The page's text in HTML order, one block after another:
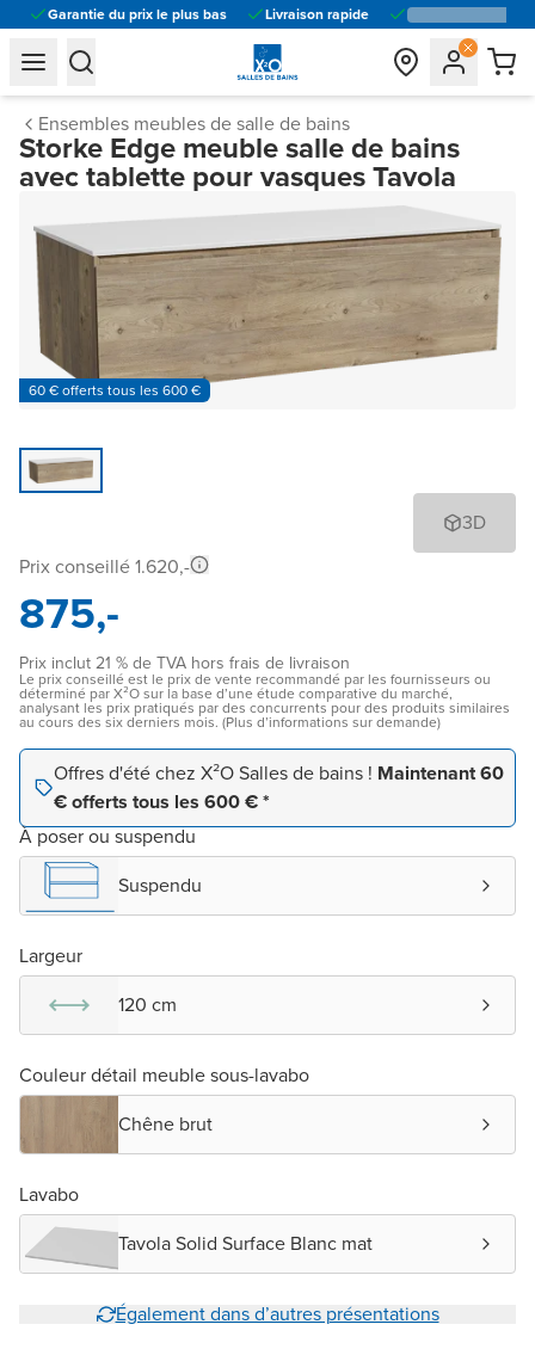
Garantie du prix le plus bas Livraison rapide
general.navigation.toggle_menu.label
general.navigation.toggle_menu.label
Ensembles meubles de salle de bains
Storke Edge meuble salle de bains
avec tablette pour vasques Tavola
60 € offerts tous les 600 €
3D
Prix conseillé 1.620,-
875,-
Prix inclut 21 % de TVA hors frais de livraison
Le prix conseillé est le prix de vente recommandé par les fournisseurs ou
déterminé par X²O sur la base d’une étude comparative du marché,
analysant les prix pratiqués par des concurrents pour des produits similaires
au cours des six derniers mois. (Plus d’informations sur demande)
Offres d'été chez X²O Salles de bains ! Maintenant 60
€ offerts tous les 600 € *
À poser ou suspendu
Suspendu
Largeur
120 cm
Couleur détail meuble sous-lavabo
Chêne brut
Lavabo
Tavola Solid Surface Blanc mat
Également dans d’autres présentations